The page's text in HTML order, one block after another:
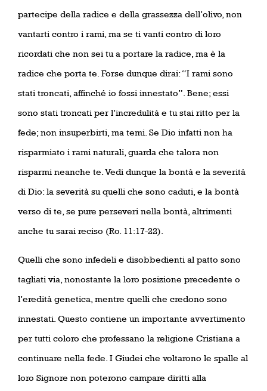
partecipe della radice e della grassezza dell’olivo, non
vantarti contro i rami, ma se ti vanti contro di loro
ricordati che non sei tu a portare la radice, ma è la
radice che porta te. Forse dunque dirai: “I rami sono
stati troncati, affinché io fossi innestato”. Bene; essi
sono stati troncati per l’incredulità e tu stai ritto per la
fede; non insuperbirti, ma temi. Se Dio infatti non ha
risparmiato i rami naturali, guarda che talora non
risparmi neanche te. Vedi dunque la bontà e la severità
di Dio: la severità su quelli che sono caduti, e la bontà
verso di te, se pure perseveri nella bontà, altrimenti
anche tu sarai reciso (Ro. 11:17-22).
Quelli che sono infedeli e disobbedienti al patto sono
tagliati via, nonostante la loro posizione precedente o
l’eredità genetica, mentre quelli che credono sono
innestati. Questo contiene un importante avvertimento
per tutti coloro che professano la religione Cristiana a
continuare nella fede. I Giudei che voltarono le spalle al
loro Signore non poterono campare diritti alla